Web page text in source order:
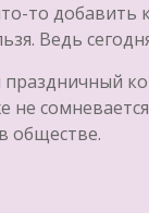
то добавить
Ведь
не
обществе.